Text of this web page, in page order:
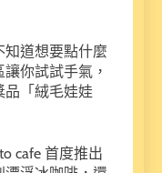
知道想要點什麼
你試試手氣，
品「絨毛娃娃
cafe 首度推出